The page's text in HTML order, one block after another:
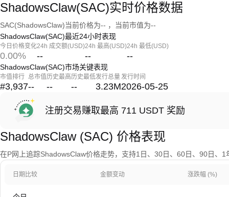
ShadowsClaw(SAC)实时价格数据
SAC(ShadowsClaw)当前价格为-- ，当前市值为--
ShadowsClaw(SAC)最近24小时表现
今日价格变化
0.00%
24h 成交额(USD)
--
24h 最高(USD)
--
24h 最低(USD)
--
ShadowsClaw(SAC)市场关键表现
市值排行
#3,937
总市值
--
历史最高
--
历史最低
--
发行总量
3.23M
发行时间
2026-05-25
注册交易赚取最高 711 USDT 奖励
ShadowsClaw (SAC) 价格表现
在P网上追踪ShadowsClaw价格走势，支持1日、30日、60日、90日、1
日期比较 金额变动 涨跌幅 (%)